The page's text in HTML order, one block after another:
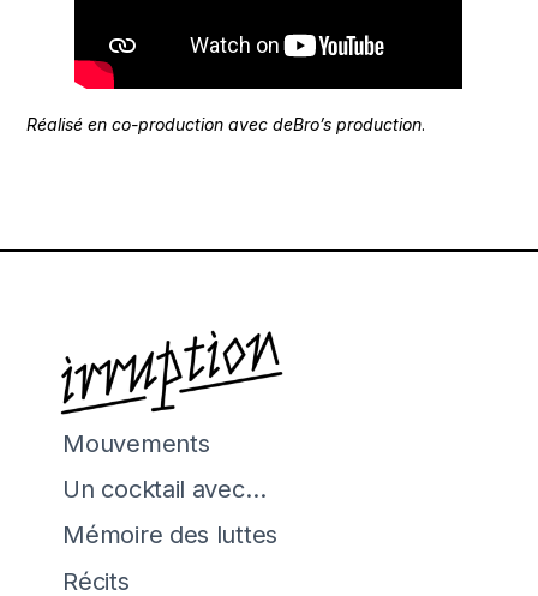
Réalisé en co-production avec deBro’s production.
Mouvements
Un cocktail avec…
Mémoire des luttes
Récits